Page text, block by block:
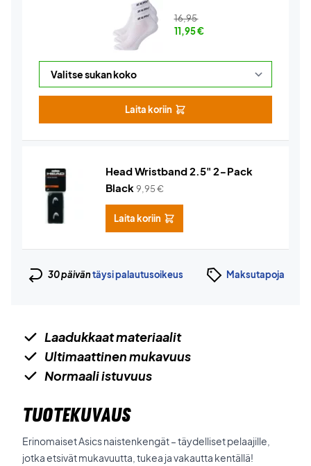
16,95
11,95€
Laita koriin
Head Wristband 2.5" 2-Pack
Black9,95€
Laita koriin
30 päiväntäysi palautusoikeus Maksutapoja
Laadukkaat materiaalit
Ultimaattinen mukavuus
Normaali istuvuus
TUOTEKUVAUS
Erinomaiset Asics naistenkengät – täydelliset pelaajille,
jotka etsivät mukavuutta, tukea ja vakautta kentällä!